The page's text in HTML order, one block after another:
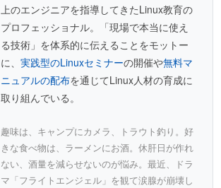
上のエンジニアを指導してきたLinux教育の
プロフェッショナル。「現場で本当に使え
る技術」を体系的に伝えることをモットー
に、実践型のLinuxセミナーの開催や無料マ
ニュアルの配布を通じてLinux人材の育成に
取り組んでいる。
趣味は、キャンプにカメラ、トラウト釣り。好
きな食べ物は、ラーメンにお酒。休肝日が作れ
ない、酒量を減らせないのが悩み。最近、ドラ
マ「フライトエンジェル」を観て涙腺が崩壊し